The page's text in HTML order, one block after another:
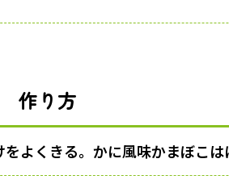
作り方
をよくきる。かに風味かまぼこは